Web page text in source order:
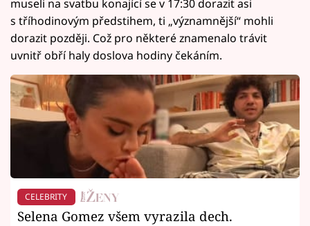
museli na svatbu konající se v 17:30 dorazit asi
s tříhodinovým předstihem, ti „významnější“ mohli
dorazit později. Což pro některé znamenalo trávit
uvnitř obří haly doslova hodiny čekáním.
CELEBRITY
Selena Gomez všem vyrazila dech.